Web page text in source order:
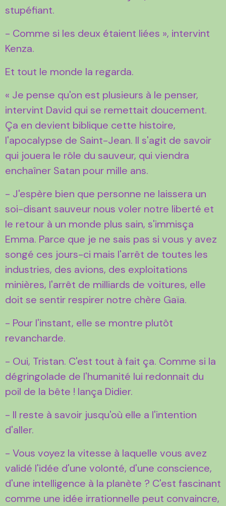
stupéfiant.
- Comme si les deux étaient liées », intervint
Kenza.
Et tout le monde la regarda.
« Je pense qu'on est plusieurs à le penser,
intervint David qui se remettait doucement.
Ça en devient biblique cette histoire,
l'apocalypse de Saint-Jean. Il s'agit de savoir
qui jouera le rôle du sauveur, qui viendra
enchaîner Satan pour mille ans.
- J'espère bien que personne ne laissera un
soi-disant sauveur nous voler notre liberté et
le retour à un monde plus sain, s'immisça
Emma. Parce que je ne sais pas si vous y avez
songé ces jours-ci mais l'arrêt de toutes les
industries, des avions, des exploitations
minières, l'arrêt de milliards de voitures, elle
doit se sentir respirer notre chère Gaïa.
- Pour l'instant, elle se montre plutôt
revancharde.
- Oui, Tristan. C'est tout à fait ça. Comme si la
dégringolade de l'humanité lui redonnait du
poil de la bête ! lança Didier.
- Il reste à savoir jusqu'où elle a l'intention
d'aller.
- Vous voyez la vitesse à laquelle vous avez
validé l'idée d'une volonté, d'une conscience,
d'une intelligence à la planète ? C'est fascinant
comme une idée irrationnelle peut convaincre,